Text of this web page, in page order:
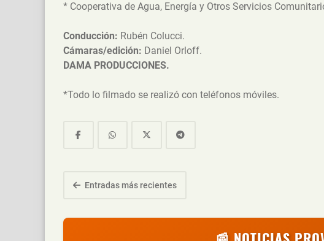
* Cooperativa de Agua, Energía y Otros Servicios
Conducción: Rubén Colucci.
Cámaras/edición: Daniel Orloff.
DAMA PRODUCCIONES.
*Todo lo filmado se realizó con teléfonos móviles.
Entradas más recientes